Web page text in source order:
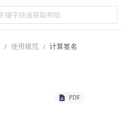
使用规范 计算签名
PDF